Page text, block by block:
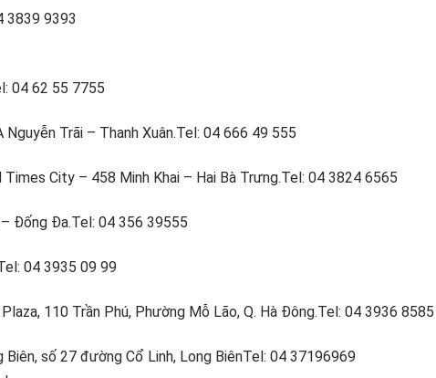
3839 9393
04 62 55 7755
Trãi – Thanh Xuân.Tel: 04 666 49 555
City – 458 Minh Khai – Hai Bà Trưng.Tel: 04 3824 6565
Đống Đa.Tel: 04 356 39555
04 3935 09 99
110 Trần Phú, Phường Mỗ Lão, Q. Hà Đông.Tel: 04 3936 8585
số 27 đường Cổ Linh, Long BiênTel: 04 37196969